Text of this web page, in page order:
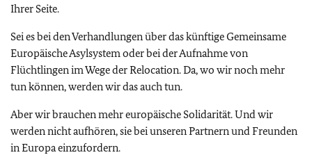
Ihrer Seite.
Sei es bei den Verhandlungen über das künftige Gemeinsame
Europäische Asylsystem oder bei der Aufnahme von
Flüchtlingen im Wege der Relocation. Da, wo wir noch mehr
tun können, werden wir das auch tun.
Aber wir brauchen mehr europäische Solidarität. Und wir
werden nicht aufhören, sie bei unseren Partnern und Freunden
in Europa einzufordern.